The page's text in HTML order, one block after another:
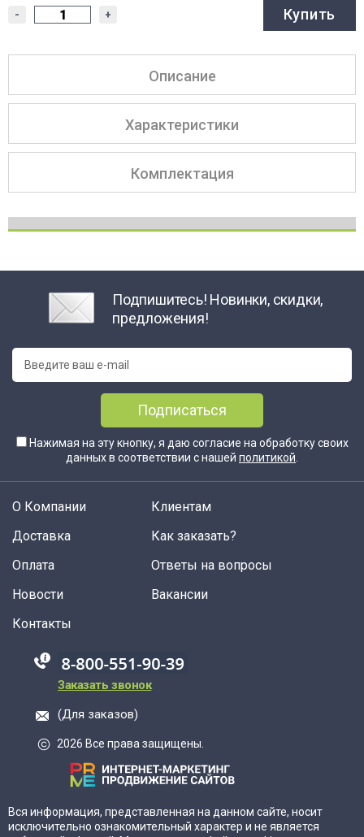
- + Купить
Описание
Характеристики
Комплектация
Подпишитесь! Новинки, скидки,
предложения!
Подписаться
Нажимая на эту кнопку, я даю согласие на обработку своих
данных в соответствии с нашей политикой
О Компании
Доставка
Оплата
Новости
Клиентам
Как заказать?
Ответы на вопросы
Вакансии
Контакты
88005555550
Заказать звонок
(Для заказов)
2026 Все права защищены.
Вся информация, представленная на данном сайте, носит
исключительно ознакомительный характер и не является